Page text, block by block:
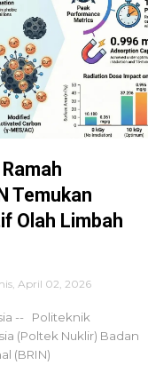
Temukan
Olah Limbah
April 02, 2026
-- Politeknik
(Poltek Nuklir) Badan
(BRIN)